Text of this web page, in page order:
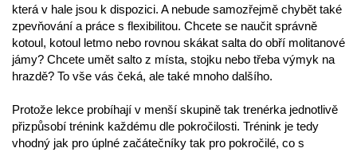
která v hale jsou k dispozici. A nebude samozřejmě chybět také
zpevňování a práce s flexibilitou. Chcete se naučit správně
kotoul, kotoul letmo nebo rovnou skákat salta do obří molitanové
jámy? Chcete umět salto z místa, stojku nebo třeba výmyk na
hrazdě? To vše vás čeká, ale také mnoho dalšího.
Protože lekce probíhají v menší skupině tak trenérka jednotlivě
přizpůsobí trénink každému dle pokročilosti. Trénink je tedy
vhodný jak pro úplné začátečníky tak pro pokročilé, co s